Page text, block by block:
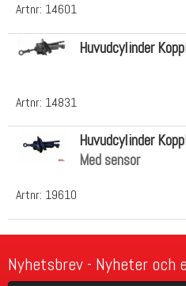
Artnr: 14601
Artnr: 14831
Huvudcylinder
Artnr: 19610
Huvudcylinder
Med sensor
Nyhetsbrev - Nyheter och